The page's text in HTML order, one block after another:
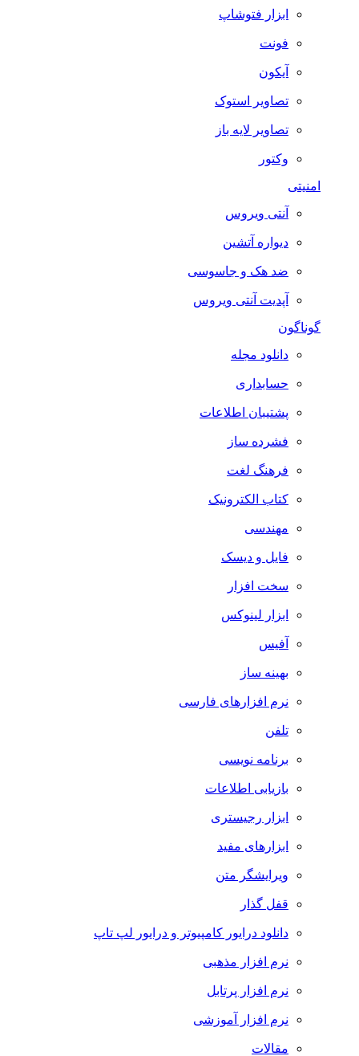
ابزار فتوشاپ
فونت
آیکون
تصاویر استوک
تصاویر لایه باز
وکتور
امنیتی
آنتی ویروس
دیواره آتشین
ضد هک و جاسوسی
آپدیت آنتی ویروس
گوناگون
دانلود مجله
حسابداری
پشتیبان اطلاعات
فشرده ساز
فرهنگ لغت
کتاب الکترونیک
مهندسی
فایل و دیسک
سخت افزار
ابزار لینوکس
آفیس
بهینه ساز
نرم افزارهای فارسی
تلفن
برنامه نویسی
بازیابی اطلاعات
ابزار رجیستری
ابزارهای مفید
ویرایشگر متن
قفل گذار
دانلود درایور کامپیوتر و درایور لپ تاپ
نرم افزار مذهبی
نرم افزار پرتابل
نرم افزار آموزشی
مقالات